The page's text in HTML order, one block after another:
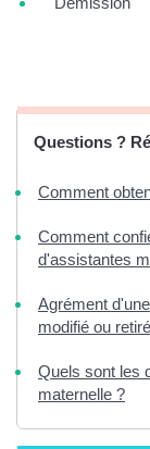
Questions ?
Comment
Comment
d'assistantes
Agrément
modifié ou
Quels sont les
maternelle ?